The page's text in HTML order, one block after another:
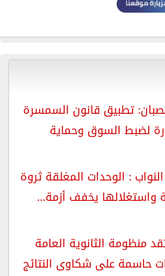
تطبيق قانون السمسرة
لضبط السوق وحماية
: الوحدات المغلقة ثروة
يخفف أزمة...
منظومة الثانوية العامة
حاسمة على شكاوى النتائج